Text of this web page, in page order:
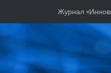
Журнал